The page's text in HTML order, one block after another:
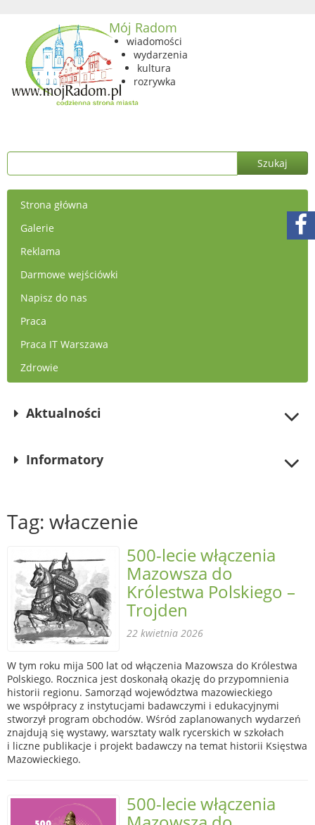
Mój Radom
wiadomości
wydarzenia
kultura
rozrywka
Strona główna
Galerie
Reklama
Darmowe wejściówki
Napisz do nas
Praca
Praca IT Warszawa
Zdrowie
Aktualności
Informatory
Tag: właczenie
500-lecie włączenia
Mazowsza do
Królestwa Polskiego –
Trojden
22 kwietnia 2026
W tym roku mija 500 lat od włączenia Mazowsza do Królestwa
Polskiego. Rocznica jest doskonałą okazję do przypomnienia
historii regionu. Samorząd województwa mazowieckiego
we współpracy z instytucjami badawczymi i edukacyjnymi
stworzył program obchodów. Wśród zaplanowanych wydarzeń
znajdują się wystawy, warsztaty walk rycerskich w szkołach
i liczne publikacje i projekt badawczy na temat historii Księstwa
Mazowieckiego.
500-lecie włączenia